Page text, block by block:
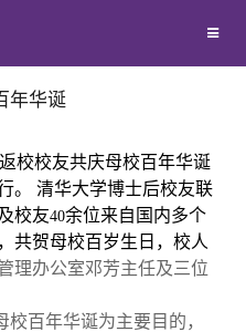
讯》
年华诞
校校友共庆母校百年华诞
。
清华大学博士后校友联
校友40余位来自国内多个
共贺母校百岁生日， 校人
理办公室邓芳主任及三位
百年华诞为主要目的，